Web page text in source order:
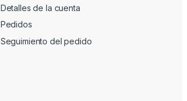
Detalles de la cuenta
Pedidos
Seguimiento del pedido